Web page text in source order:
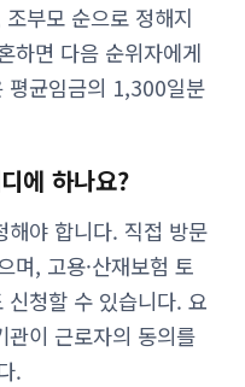
부모 순으로 정해지
하면 다음 순위자에게
평균임금의 1,300일분
에 하나요?
해야 합니다. 직접 방문
며, 고용·산재보험 토
신청할 수 있습니다. 요
관이 근로자의 동의를
.